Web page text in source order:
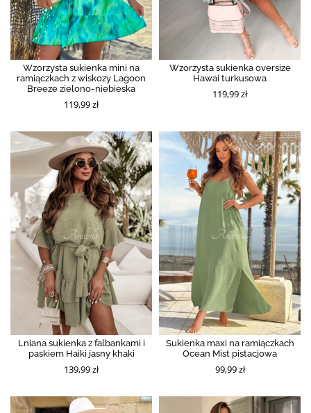
Wzorzysta sukienka mini na
ramiączkach z wiskozy Lagoon
Breeze zielono-niebieska
119,99 zł
Wzorzysta sukienka oversize
Hawai turkusowa
119,99 zł
Lniana sukienka z falbankami i
paskiem Haiki jasny khaki
139,99 zł
Sukienka maxi na ramiączkach
Ocean Mist pistacjowa
99,99 zł